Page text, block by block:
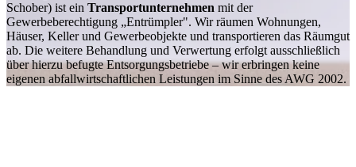
Schober) ist ein Transportunternehmen mit der
Gewerbeberechtigung „Entrümpler". Wir räumen Wohnungen,
Häuser, Keller und Gewerbeobjekte und transportieren das Räumgut
ab. Die weitere Behandlung und Verwertung erfolgt ausschließlich
über hierzu befugte Entsorgungsbetriebe – wir erbringen keine
eigenen abfallwirtschaftlichen Leistungen im Sinne des AWG 2002.